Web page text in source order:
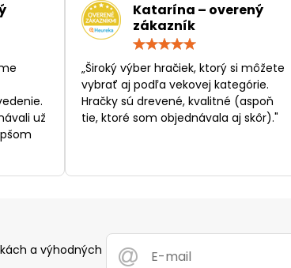
už
Katarína – overený
zákazník
/
5
„Široký výber hračiek, ktorý si môžete
vybrať aj podľa vekovej kategórie.
Hračky sú drevené, kvalitné (aspoň
tie, ktoré som objednávala aj skôr)."
a výhodných